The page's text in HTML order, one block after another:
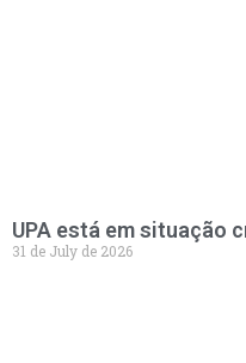
UPA está em situação
31 de July de 2026